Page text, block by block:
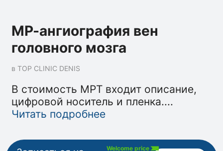
МР-ангиография вен
головного мозга
в TOP CLINIC DENIS
В стоимость МРТ входит описание,
цифровой носитель и пленка....
Читать подробнее
Welcome price